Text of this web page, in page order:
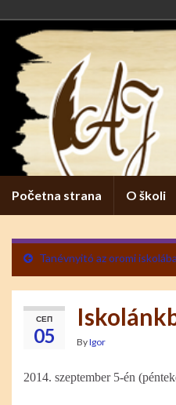
Početna strana O školi
Tanévnyitó az oromi
СЕП
05 ByIgor
2014. szeptember 5-én